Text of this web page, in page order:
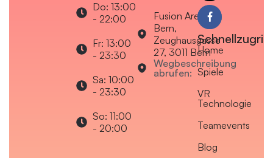
Do: 13:00
- 22:00
Fr: 13:00
- 23:30
Sa: 10:00
- 23:30
So: 11:00
- 20:00
Fusion Arena
Bern,
Zeughausgasse
27, 3011 Bern
Wegbeschreibung
abrufen:
Home
Spiele
VR
Technologie
Teamevents
Blog